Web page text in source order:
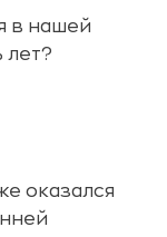
в нашей
лет?
оказался